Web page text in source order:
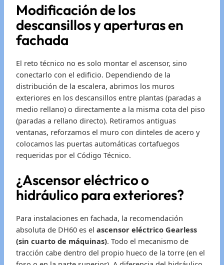
Modificación de los
descansillos y aperturas en
fachada
El reto técnico no es solo montar el ascensor, sino
conectarlo con el edificio. Dependiendo de la
distribución de la escalera, abrimos los muros
exteriores en los descansillos entre plantas (paradas a
medio rellano) o directamente a la misma cota del piso
(paradas a rellano directo). Retiramos antiguas
ventanas, reforzamos el muro con dinteles de acero y
colocamos las puertas automáticas cortafuegos
requeridas por el Código Técnico.
¿Ascensor eléctrico o
hidráulico para exteriores?
Para instalaciones en fachada, la recomendación
absoluta de DH60 es el ascensor eléctrico Gearless
(sin cuarto de máquinas). Todo el mecanismo de
tracción cabe dentro del propio hueco de la torre (en el